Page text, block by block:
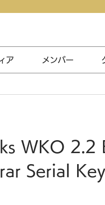
ア メンバー
WKO 2.2
Serial Key